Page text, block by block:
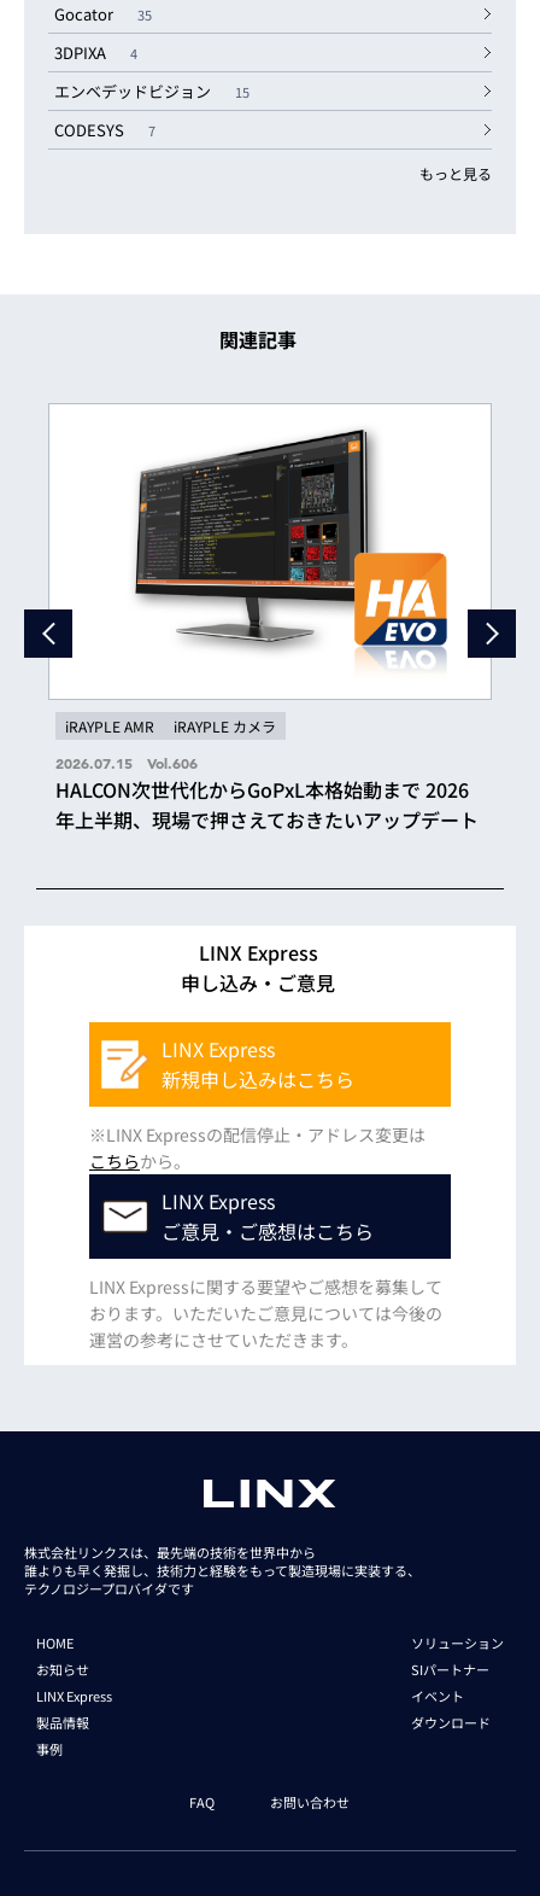
Gocator 35
3DPIXA 4
エンベデッドビジョン 15
CODESYS 7
もっと見る
関連記事
iRAYPLE AMR iRAYPLE カメラ
2026.07.15 Vol.606
HALCON次世代化からGoPxL本格始動まで 2026
年上半期、現場で押さえておきたいアップデート
LINX Express
申し込み・ご意見
LINX Express
新規申し込みはこちら
※LINX Expressの配信停止・アドレス変更は
こちらから。
LINX Express
ご意見・ご感想はこちら
LINX Expressに関する要望やご感想を募集して
おります。いただいたご意見については今後の
運営の参考にさせていただきます。
株式会社リンクスは、最先端の技術を世界中から
誰よりも早く発掘し、技術力と経験をもって製造現場に実装する、
テクノロジープロバイダです
HOME
お知らせ
LINX Express
製品情報
事例
ソリューション
SIパートナー
イベント
ダウンロード
FAQ お問い合わせ